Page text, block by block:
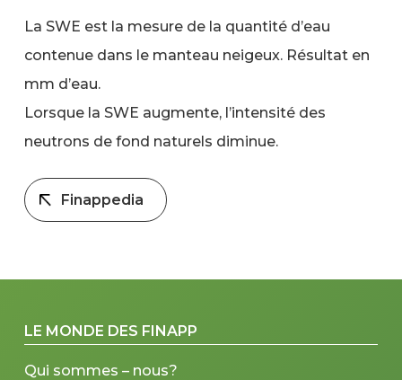
La SWE est la mesure de la quantité d’eau
contenue dans le manteau neigeux. Résultat en
mm d’eau.
Lorsque la SWE augmente, l’intensité des
neutrons de fond naturels diminue.
Finappedia
LE MONDE DES FINAPP
Qui sommes – nous?